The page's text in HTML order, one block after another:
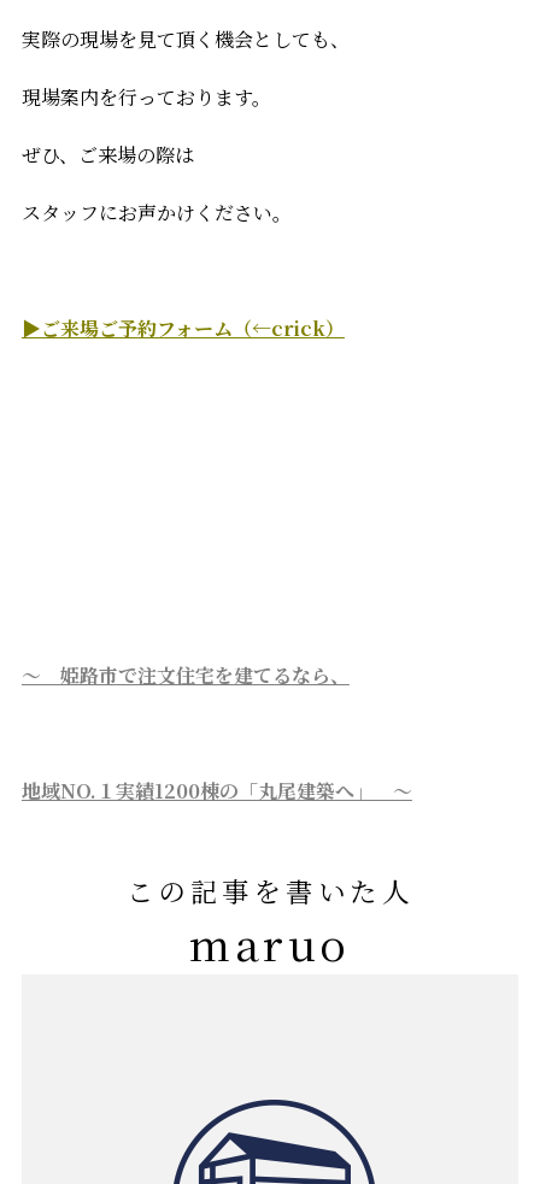
実際の現場を見て頂く機会としても、
現場案内を行っております。
ぜひ、ご来場の際は
スタッフにお声かけください。
▶ご来場ご予約フォーム（←crick）
～ 姫路市で注文住宅を建てるなら、
地域NO.１実績1200棟の「丸尾建築へ」 ～
この記事を書いた人
maruo